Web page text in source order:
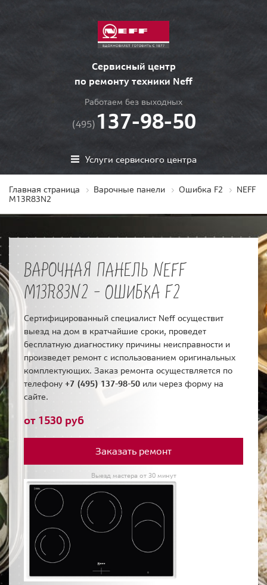
Сервисный центр
по ремонту техники Neff
Работаем без выходных
(495) 137-98-50
Услуги сервисного центра
Главная страница Варочные панели Ошибка F2
NEFF
M13R83N2
ВАРОЧНАЯ ПАНЕЛЬ NEFF
M13R83N2 - ОШИБКА F2
Сертифицированный специалист Neff осуществит
выезд на дом в кратчайшие сроки, проведет
бесплатную диагностику причины неисправности и
произведет ремонт с использованием оригинальных
комплектующих. Заказ ремонта осуществляется по
телефону +7 (495) 137-98-50 или через форму на
сайте.
от 1530 руб
Заказать ремонт
Выезд мастера от 30 минут